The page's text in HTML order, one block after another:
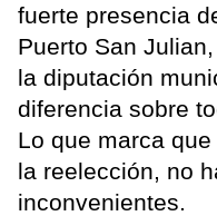
fuerte presencia
Puerto San
la diputación
diferencia sobre
Lo que marca
la reelección, no
inconvenientes.